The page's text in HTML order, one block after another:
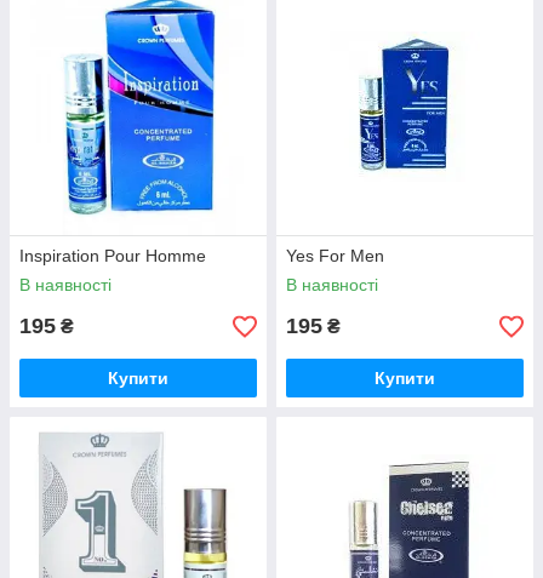
Inspiration Pour Homme
В наявності
195 ₴
Купити
Yes For Men
В наявності
195 ₴
Купити